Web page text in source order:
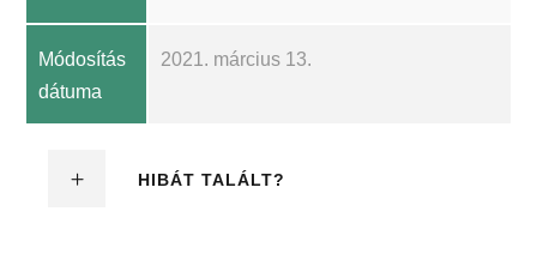
Módosítás
dátuma
2021. március 13.
HIBÁT TALÁLT?